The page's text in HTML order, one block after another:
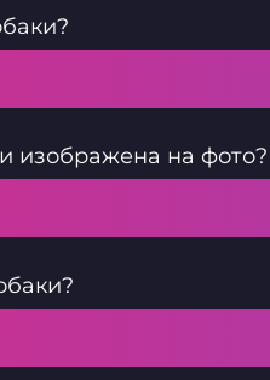
изображена на фото?